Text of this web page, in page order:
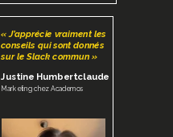
« J’apprécie vraiment les
conseils qui sont donnés
sur le Slack commun »
Justine Humbertclaude
Marketing chez Academos